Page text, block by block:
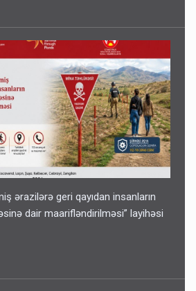
ərazilərə geri qayıdan insanların
dair maarifləndirilməsi” layihəsi